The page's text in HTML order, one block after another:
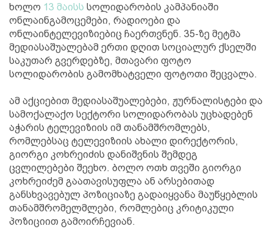
ხოლო 13 მაისს სოლიდარობის კამპანიაში
ონლაინგამოცემები, რადიოები და
ონლაინტელევიზიებიც ჩაერთვნენ. 35-ზე მეტმა
მედიასაშუალებამ ერთი დღით სოციალურ ქსელში
საკუთარ გვერდებზე, მთავარი ფოტო
სოლიდარობის გამომხატველი ფოტოთი შეცვალა.
ამ აქციებით მედიასაშუალებები, ჟურნალისტები და
სამოქალაქო სექტორი სოლიდარობას უცხადებენ
აჭარის ტელევიზიის იმ თანამშრომლებს,
რომლებსაც ტელევიზიის ახალი დირექტორის,
გიორგი კოხრეიძის დანიშვნის შემდეგ
ცვლილებები შეეხო. ბოლო ოთხ თვეში გიორგი
კოხრეიძემ გაათავისუფლა ან არსებითად
განსხვავებულ პოზიციაზე გადაიყვანა მაუწყებლის
თანამშრომელმლები, რომლებიც კრიტიკული
პოზიციით გამოირჩევიან.